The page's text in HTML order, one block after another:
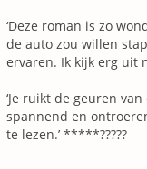
‘Deze roman is zo
de auto zou willen
ervaren. Ik kijk erg uit
‘Je ruikt de geuren
spannend en
te lezen.’ *****?????